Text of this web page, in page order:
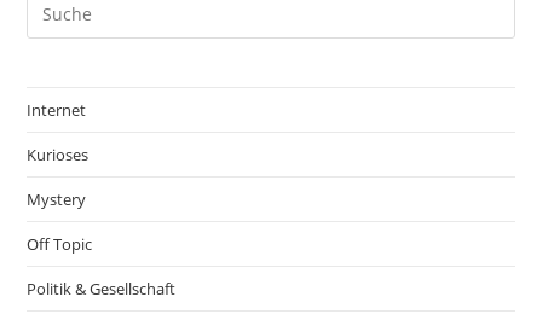
Internet
Kurioses
Mystery
Off Topic
Politik & Gesellschaft